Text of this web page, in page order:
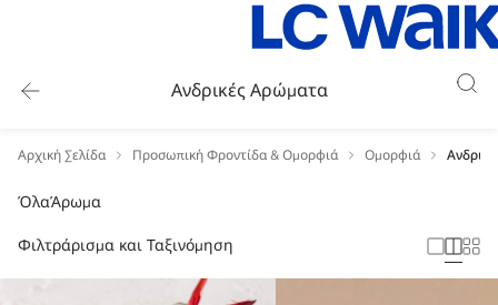
Ανδρικές Αρώματα
Αρχική Σελίδα Προσωπική Φροντίδα & Ομορφιά Ομορφιά
ΌλαΆρωμα
Φιλτράρισμα και Ταξινόμηση